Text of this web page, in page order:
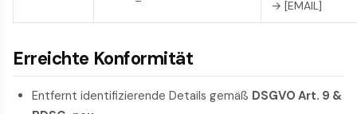
→ [EMAIL]
Erreichte Konformität
Entfernt identifizierende Details gemäß DSGVO Art. 9 &